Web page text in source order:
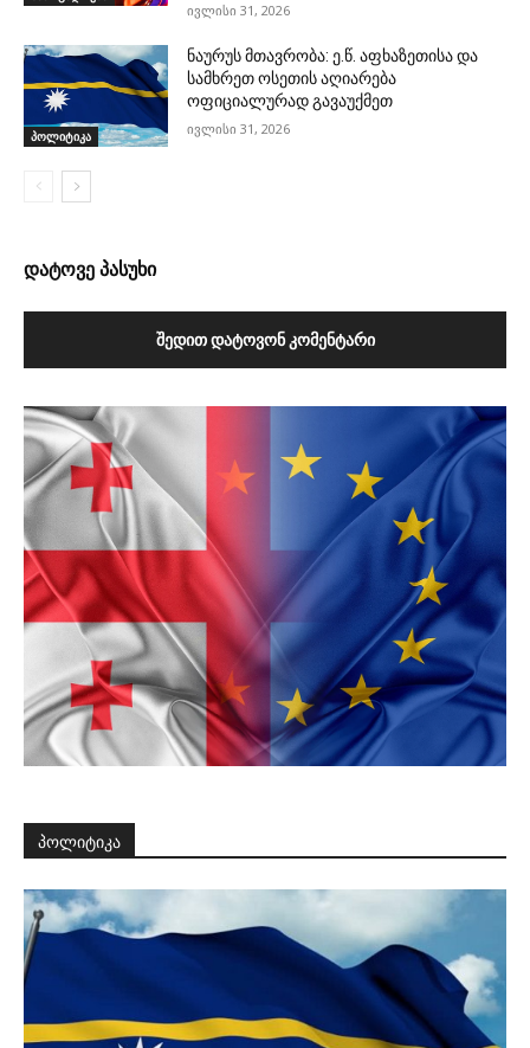
ივლისი 31, 2026
პოლიტიკა
ნაურუს მთავრობა: ე.წ. აფხაზეთისა და
სამხრეთ ოსეთის აღიარება
ოფიციალურად გავაუქმეთ
ივლისი 31, 2026
დატოვე პასუხი
ᲨᲔᲓᲘᲗ ᲓᲐᲢᲝᲕᲝᲜ ᲙᲝᲛᲔᲜᲢᲐᲠᲘ
პოლიტიკა